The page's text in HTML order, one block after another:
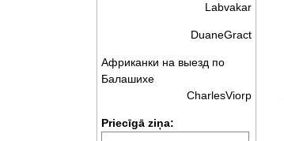
Labvakar
DuaneGract
Африканки на выезд по
Балашихе
CharlesViorp
Priecīgā ziņa: